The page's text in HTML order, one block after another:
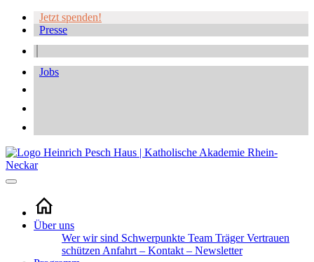
Jetzt spenden!
Presse
Jobs
Über uns
Wer wir sind Schwerpunkte Team TrägerVertrauen
schützen Anfahrt – Kontakt – Newsletter